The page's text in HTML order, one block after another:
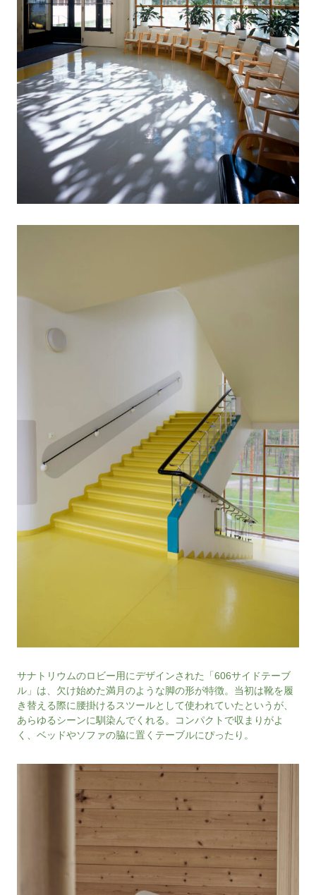
サナトリウムのロビー用にデザインされた「606サイドテーブ
ル」は、欠け始めた満月のような脚の形が特徴。当初は靴を履
き替える際に腰掛けるスツールとして使われていたというが、
あらゆるシーンに馴染んでくれる。コンパクトで収まりがよ
く、ベッドやソファの脇に置くテーブルにぴったり。